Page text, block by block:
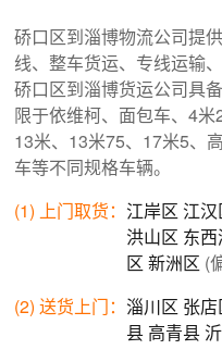
硚口区到淄博物流公司提
线、整车货运、专线运输
硚口区到淄博货运公司具
限于依维柯、面包车、4米
13米、13米75、17米5、
车等不同规格车辆。
(1) 上门取货： 江岸区 江汉
洪山区 东
区 新洲区 (
(2) 送货上门： 淄川区 张店
县 高青县